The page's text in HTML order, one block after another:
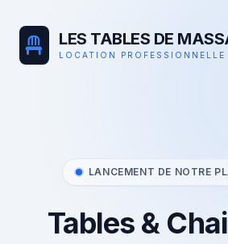
LES TABLES DE
LOCATION PROFESSIONNELLE
LANCEMENT DE NOTRE
Tables &